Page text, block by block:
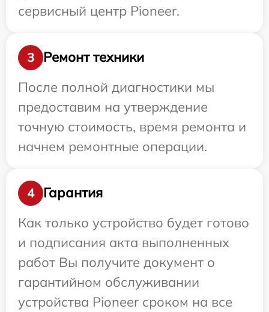
сервисный центр Pioneer.
3
Ремонт техники
После полной диагностики мы
предоставим на утверждение
точную стоимость, время ремонта и
начнем ремонтные операции.
4
Гарантия
Как только устройство будет готово
и подписания акта выполненных
работ Вы получите документ о
гарантийном обслуживании
устройства Pioneer сроком на все